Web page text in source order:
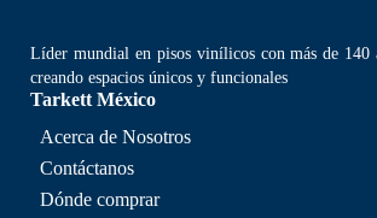
Líder mundial en pisos vinílicos con más de 140
creando espacios únicos y funcionales
Tarkett México
Acerca de Nosotros
Contáctanos
Dónde comprar